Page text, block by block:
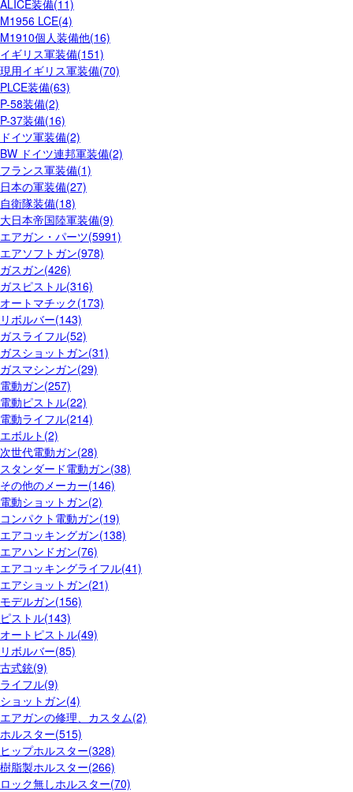
ALICE装備(11)
M1956 LCE(4)
M1910個人装備他(16)
イギリス軍装備(151)
現用イギリス軍装備(70)
PLCE装備(63)
P-58装備(2)
P-37装備(16)
ドイツ軍装備(2)
BW ドイツ連邦軍装備(2)
フランス軍装備(1)
日本の軍装備(27)
自衛隊装備(18)
大日本帝国陸軍装備(9)
エアガン・パーツ(5991)
エアソフトガン(978)
ガスガン(426)
ガスピストル(316)
オートマチック(173)
リボルバー(143)
ガスライフル(52)
ガスショットガン(31)
ガスマシンガン(29)
電動ガン(257)
電動ピストル(22)
電動ライフル(214)
エボルト(2)
次世代電動ガン(28)
スタンダード電動ガン(38)
その他のメーカー(146)
電動ショットガン(2)
コンパクト電動ガン(19)
エアコッキングガン(138)
エアハンドガン(76)
エアコッキングライフル(41)
エアショットガン(21)
モデルガン(156)
ピストル(143)
オートピストル(49)
リボルバー(85)
古式銃(9)
ライフル(9)
ショットガン(4)
エアガンの修理、カスタム(2)
ホルスター(515)
ヒップホルスター(328)
樹脂製ホルスター(266)
ロック無しホルスター(70)